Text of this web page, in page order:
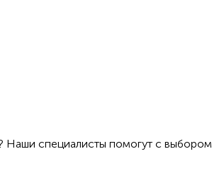
Наши специалисты помогут с выбором